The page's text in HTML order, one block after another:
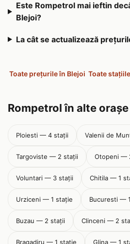
Este Rompetrol mai ieftin
Blejoi?
La cât se actualizează
Toate prețurile în Blejoi Toate
Rompetrol în alte orașe
Ploiesti — 4 stații Valenii de
Targoviste — 2 stații Otopeni —
Voluntari — 3 stații Chitila — 1
Urziceni — 1 stație Bucuresti —
Buzau — 2 stații Clinceni — 2
Bragadiru — 1 stație Glina — 1